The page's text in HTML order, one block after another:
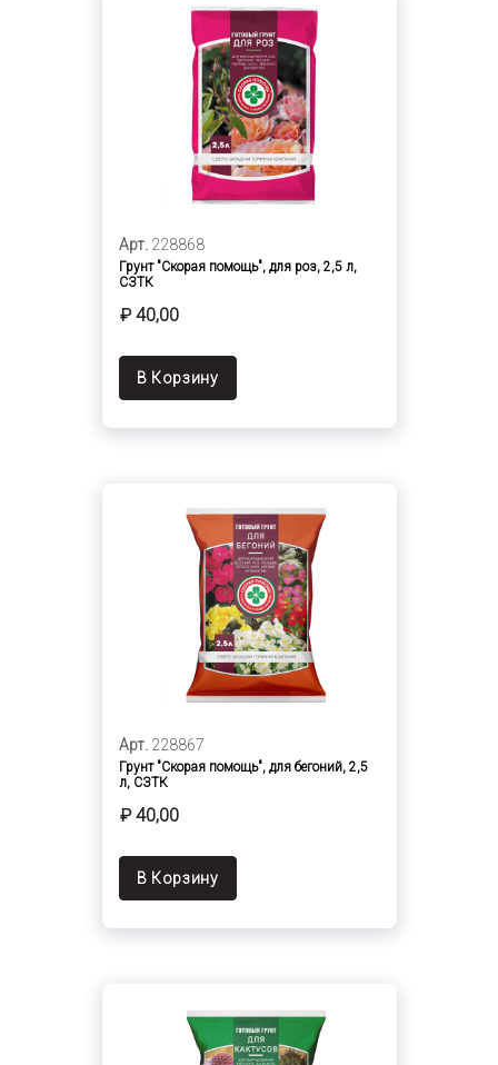
Арт. 228868
Грунт "Скорая помощь", для роз, 2,5 л,
СЗТК
₽ 40,00
В Корзину
Арт. 228867
Грунт "Скорая помощь", для бегоний, 2,5
л, СЗТК
₽ 40,00
В Корзину